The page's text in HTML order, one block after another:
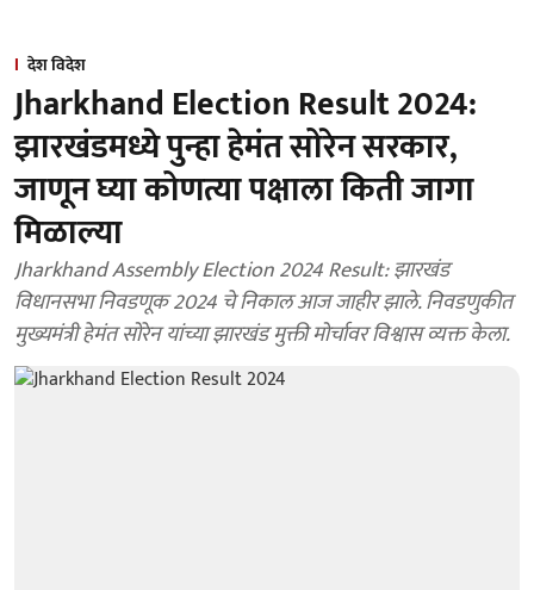
देश विदेश
Jharkhand Election Result 2024:
झारखंडमध्ये पुन्हा हेमंत सोरेन सरकार,
जाणून घ्या कोणत्या पक्षाला किती जागा
मिळाल्या
Jharkhand Assembly Election 2024 Result: झारखंड
विधानसभा निवडणूक 2024 चे निकाल आज जाहीर झाले. निवडणुकीत
मुख्यमंत्री हेमंत सोरेन यांच्या झारखंड मुक्ती मोर्चावर विश्वास व्यक्त केला.